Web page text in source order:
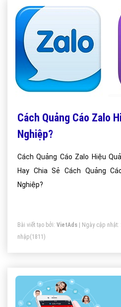
Cách Quảng Cáo Zalo
Nghiệp?
Cách Quảng Cáo Zalo Hiệu
Hay Chia Sẻ Cách Quảng
Nghiệp?
Bài viết tạo bởi: VietAds | Ngày cập nhật:
nhập(1811)